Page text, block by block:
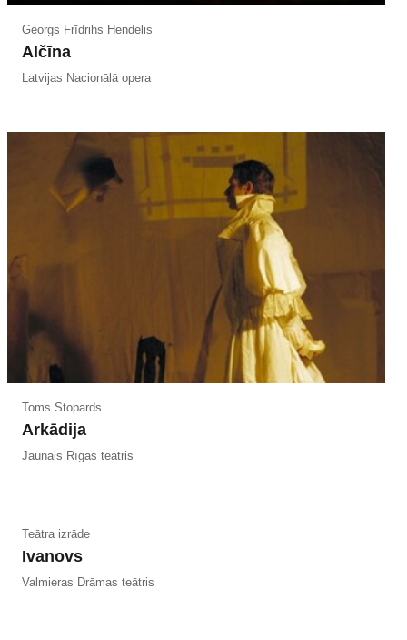
Georgs Frīdrihs Hendelis
Alčīna
Latvijas Nacionālā opera
Toms Stopards
Arkādija
Jaunais Rīgas teātris
Teātra izrāde
Ivanovs
Valmieras Drāmas teātris